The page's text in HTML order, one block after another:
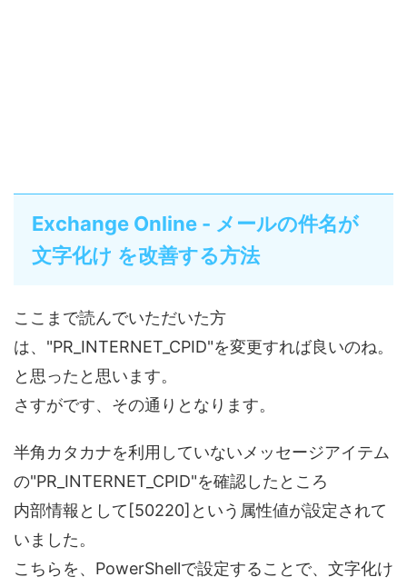
Exchange Online - メールの件名が
文字化け を改善する方法
ここまで読んでいただいた方
は、"PR_INTERNET_CPID"を変更すれば良いのね。
と思ったと思います。
さすがです、その通りとなります。
半角カタカナを利用していないメッセージアイテム
の"PR_INTERNET_CPID"を確認したところ
内部情報として[50220]という属性値が設定されて
いました。
こちらを、PowerShellで設定することで、文字化け